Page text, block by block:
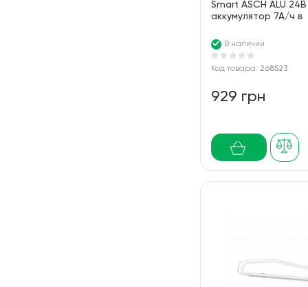
Smart ASCH ALU
аккумулятор 7А/ч в
В наличии
Код товара: 268523
929 грн